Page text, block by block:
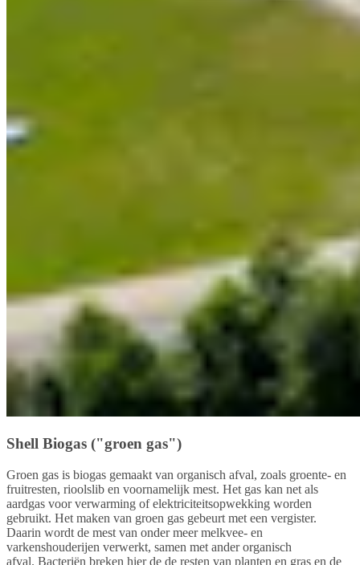
Shell Biogas ("groen gas")
Groen gas is biogas gemaakt van organisch afval, zoals groente- en
fruitresten, rioolslib en voornamelijk mest. Het gas kan net als
aardgas voor verwarming of elektriciteitsopwekking worden
gebruikt. Het maken van groen gas gebeurt met een vergister.
Daarin wordt de mest van onder meer melkvee- en
varkenshouderijen verwerkt, samen met ander organisch
afval. Bacteriën breken hier de de resten van planten en gras en de